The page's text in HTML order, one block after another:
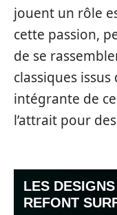
jouent un rôle
cette passion,
de se
classiques issus
intégrante de
l’attrait pour
LES
REFONT